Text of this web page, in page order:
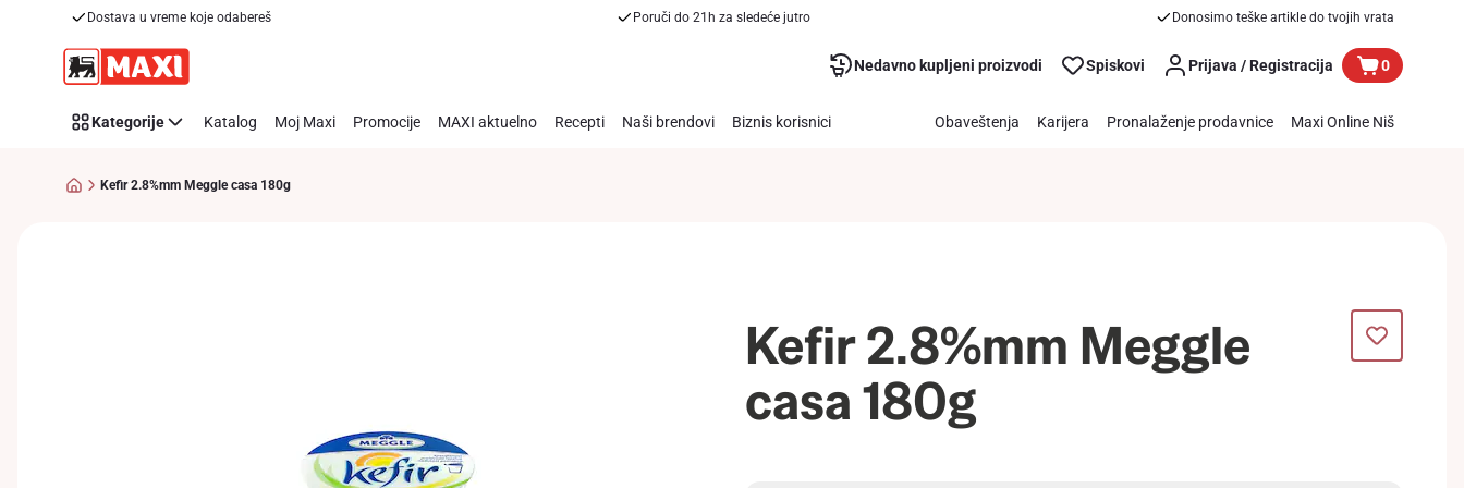
Dostava u vreme koje odabereš Poruči do 21h za sledeće jutro Donosimo teške artikle do tvojih vrata
Nedavno kupljeni proizvodi Spiskovi Prijava / Registracija 0
Kategorije Katalog Moj Maxi Promocije MAXI aktuelno Recepti Naši brendovi Biznis korisnici Obaveštenja Karijera Pronalaženje prodavnice Maxi Online Niš
Kefir 2.8%mm Meggle casa 180g
Kefir 2.8%mm Meggle
casa 180g